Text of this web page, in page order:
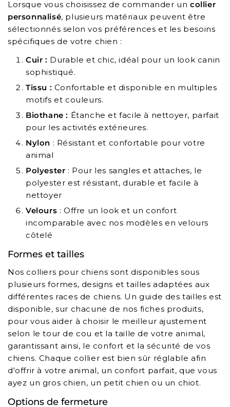
Lorsque vous choisissez de commander un collier
personnalisé, plusieurs matériaux peuvent être
sélectionnés selon vos préférences et les besoins
spécifiques de votre chien :
Cuir : Durable et chic, idéal pour un look canin
sophistiqué.
Tissu : Confortable et disponible en multiples
motifs et couleurs.
Biothane : Étanche et facile à nettoyer, parfait
pour les activités extérieures.
Nylon : Résistant et confortable pour votre
animal
Polyester : Pour les sangles et attaches, le
polyester est résistant, durable et facile à
nettoyer
Velours : Offre un look et un confort
incomparable avec nos modèles en velours
côtelé
Formes et tailles
Nos colliers pour chiens sont disponibles sous
plusieurs formes, designs et tailles adaptées aux
différentes races de chiens. Un guide des tailles est
disponible, sur chacune de nos fiches produits,
pour vous aider à choisir le meilleur ajustement
selon le tour de cou et la taille de votre animal,
garantissant ainsi, le confort et la sécurité de vos
chiens. Chaque collier est bien sûr réglable afin
d'offrir à votre animal, un confort parfait, que vous
ayez un gros chien, un petit chien ou un chiot.
Options de fermeture